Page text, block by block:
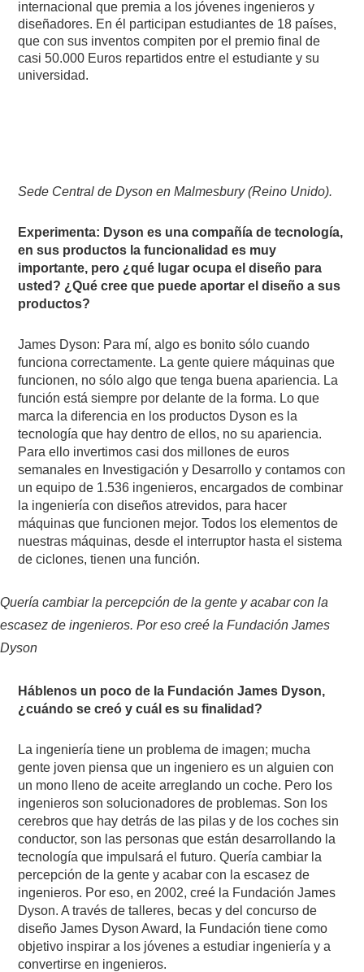
internacional que premia a los jóvenes ingenieros y
diseñadores. En él participan estudiantes de 18 países,
que con sus inventos compiten por el premio final de
casi 50.000 Euros repartidos entre el estudiante y su
universidad.
Sede Central de Dyson en Malmesbury (Reino Unido).
Experimenta: Dyson es una compañía de tecnología,
en sus productos la funcionalidad es muy
importante, pero ¿qué lugar ocupa el diseño para
usted? ¿Qué cree que puede aportar el diseño a sus
productos?
James Dyson: Para mí, algo es bonito sólo cuando
funciona correctamente. La gente quiere máquinas que
funcionen, no sólo algo que tenga buena apariencia. La
función está siempre por delante de la forma. Lo que
marca la diferencia en los productos Dyson es la
tecnología que hay dentro de ellos, no su apariencia.
Para ello invertimos casi dos millones de euros
semanales en Investigación y Desarrollo y contamos con
un equipo de 1.536 ingenieros, encargados de combinar
la ingeniería con diseños atrevidos, para hacer
máquinas que funcionen mejor. Todos los elementos de
nuestras máquinas, desde el interruptor hasta el sistema
de ciclones, tienen una función.
Quería cambiar la percepción de la gente y acabar con la
escasez de ingenieros. Por eso creé la Fundación James
Dyson
Háblenos un poco de la Fundación James Dyson,
¿cuándo se creó y cuál es su finalidad?
La ingeniería tiene un problema de imagen; mucha
gente joven piensa que un ingeniero es un alguien con
un mono lleno de aceite arreglando un coche. Pero los
ingenieros son solucionadores de problemas. Son los
cerebros que hay detrás de las pilas y de los coches sin
conductor, son las personas que están desarrollando la
tecnología que impulsará el futuro. Quería cambiar la
percepción de la gente y acabar con la escasez de
ingenieros. Por eso, en 2002, creé la Fundación James
Dyson. A través de talleres, becas y del concurso de
diseño James Dyson Award, la Fundación tiene como
objetivo inspirar a los jóvenes a estudiar ingeniería y a
convertirse en ingenieros.